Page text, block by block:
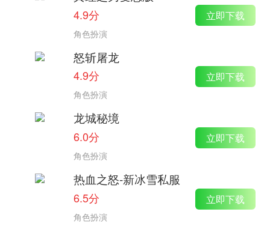
4.9分
角色扮演
立即下载
怒斩屠龙
4.9分
角色扮演
立即下载
龙城秘境
6.0分
角色扮演
立即下载
热血之怒-新冰雪私服
6.5分
角色扮演
立即下载